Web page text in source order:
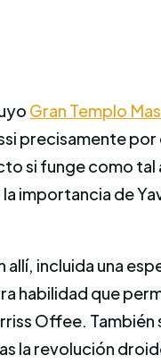
Gran Templo
precisamente
si funge como
importancia de
incluida una
habilidad que
Offee. También
la revolución